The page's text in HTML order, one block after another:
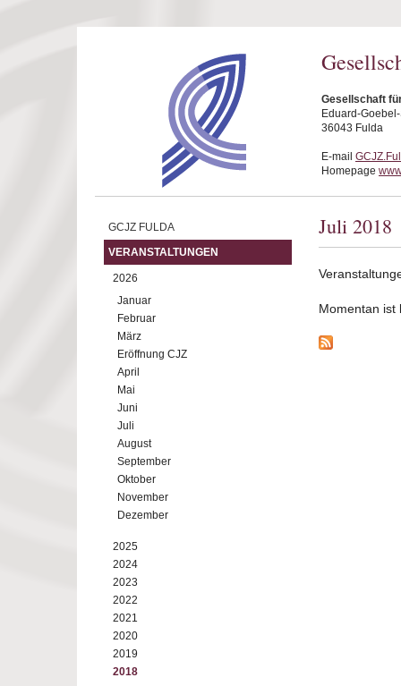
Gesellschaft
Eduard-
36043 Fulda
E-mail
Homepage
GCJZ FULDA
VERANSTALTUNGEN
2026
Januar
Februar
März
Eröffnung CJZ
April
Mai
Juni
Juli
August
September
Oktober
November
Dezember
2025
2024
2023
2022
2021
2020
2019
2018
Juli 2018
Momentan ist